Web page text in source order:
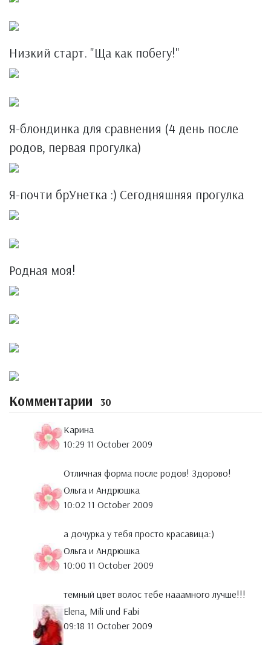
Низкий старт. "Ща как побегу!"
Я-блондинка для сравнения (4 день после
родов, первая прогулка)
Я-почти брУнетка :) Сегодняшняя прогулка
Родная моя!
Комментарии 30
Карина
10:29 11 October 2009
Отличная форма после родов! Здорово!
Ольга и Андрюшка
10:02 11 October 2009
а дочурка у тебя просто красавица:)
Ольга и Андрюшка
10:00 11 October 2009
темный цвет волос тебе нааамного лучше!!!
Elena, Mili und Fabi
09:18 11 October 2009